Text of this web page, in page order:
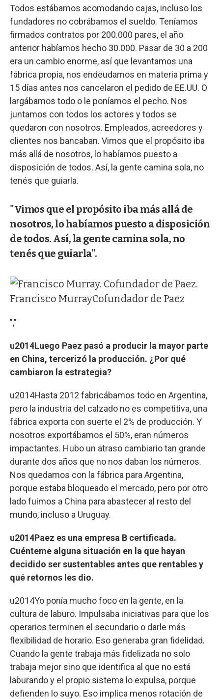
Todos estábamos acomodando cajas, incluso los
fundadores no cobrábamos el sueldo. Teníamos
firmados contratos por 200.000 pares, el año
anterior habíamos hecho 30.000. Pasar de 30 a 200
era un cambio enorme, así que levantamos una
fábrica propia, nos endeudamos en materia prima y
15 días antes nos cancelaron el pedido de EE.UU. O
largábamos todo o le poníamos el pecho. Nos
juntamos con todos los actores y todos se
quedaron con nosotros. Empleados, acreedores y
clientes nos bancaban. Vimos que el propósito iba
más allá de nosotros, lo habíamos puesto a
disposición de todos. Así, la gente camina sola, no
tenés que guiarla.
"Vimos que el propósito iba más allá de
nosotros, lo habíamos puesto a disposición
de todos. Así, la gente camina sola, no
tenés que guiarla".
Francisco MurrayCofundador de Paez
","
u2014Luego Paez pasó a producir la mayor parte
en China, tercerizó la producción. ¿Por qué
cambiaron la estrategia?
u2014Hasta 2012 fabricábamos todo en Argentina,
pero la industria del calzado no es competitiva, una
fábrica exporta con suerte el 2% de producción. Y
nosotros exportábamos el 50%, eran números
impactantes. Hubo un atraso cambiario tan grande
durante dos años que no nos daban los números.
Nos quedamos con la fábrica para Argentina,
porque estaba bloqueado el mercado, pero por otro
lado fuimos a China para abastecer al resto del
mundo, incluso a Uruguay.
u2014Paez es una empresa B certificada.
Cuénteme alguna situación en la que hayan
decidido ser sustentables antes que rentables y
qué retornos les dio.
u2014Yo ponía mucho foco en la gente, en la
cultura de laburo. Impulsaba iniciativas para que los
operarios terminen el secundario o darle más
flexibilidad de horario. Eso generaba gran fidelidad.
Cuando la gente trabaja más fidelizada no solo
trabaja mejor sino que identifica al que no está
laburando y el propio sistema lo expulsa, porque
defienden lo suyo. Eso implica menos rotación de